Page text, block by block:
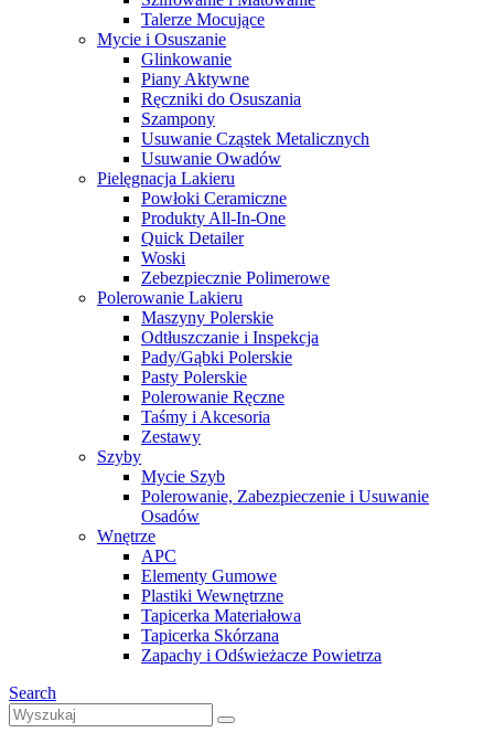
Talerze Mocujące
Mycie i Osuszanie
Glinkowanie
Piany Aktywne
Ręczniki do Osuszania
Szampony
Usuwanie Cząstek Metalicznych
Usuwanie Owadów
Pielęgnacja Lakieru
Powłoki Ceramiczne
Produkty All-In-One
Quick Detailer
Woski
Zebezpiecznie Polimerowe
Polerowanie Lakieru
Maszyny Polerskie
Odtłuszczanie i Inspekcja
Pady/Gąbki Polerskie
Pasty Polerskie
Polerowanie Ręczne
Taśmy i Akcesoria
Zestawy
Szyby
Mycie Szyb
Polerowanie, Zabezpieczenie i Usuwanie
Osadów
Wnętrze
APC
Elementy Gumowe
Plastiki Wewnętrzne
Tapicerka Materiałowa
Tapicerka Skórzana
Zapachy i Odświeżacze Powietrza
Search